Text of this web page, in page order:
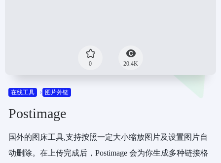
0 20.4K
在线工具 图片外链
Postimage
国外的图床工具,支持按照一定大小缩放图片及设置图片自
动删除。在上传完成后，Postimage 会为你生成多种链接格